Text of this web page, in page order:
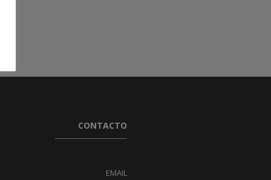
CONTACTO
EMAIL